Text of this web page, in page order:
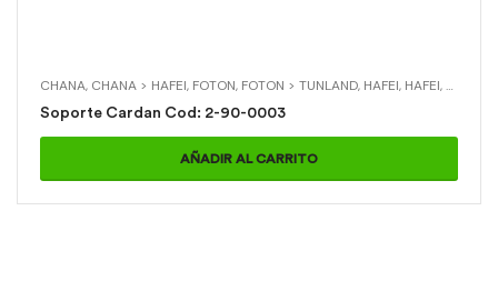
CHANA, CHANA > HAFEI, FOTON, FOTON > TUNLAND, HAFEI, HAFEI,
Soporte Cardan Cod: 2-90-0003
AÑADIR AL CARRITO